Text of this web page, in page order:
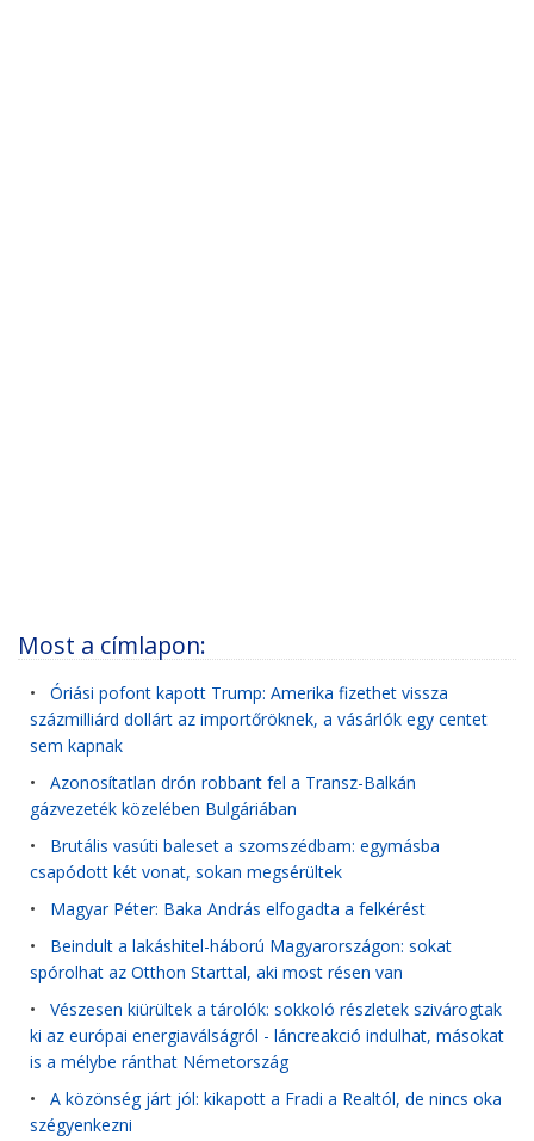
Most a címlapon:
• Óriási pofont kapott Trump: Amerika fizethet vissza
százmilliárd dollárt az importőröknek, a vásárlók egy centet
sem kapnak
• Azonosítatlan drón robbant fel a Transz-Balkán
gázvezeték közelében Bulgáriában
• Brutális vasúti baleset a szomszédbam: egymásba
csapódott két vonat, sokan megsérültek
• Magyar Péter: Baka András elfogadta a felkérést
• Beindult a lakáshitel-háború Magyarországon: sokat
spórolhat az Otthon Starttal, aki most résen van
• Vészesen kiürültek a tárolók: sokkoló részletek szivárogtak
ki az európai energiaválságról - láncreakció indulhat, másokat
is a mélybe ránthat Németország
• A közönség járt jól: kikapott a Fradi a Realtól, de nincs oka
szégyenkezni